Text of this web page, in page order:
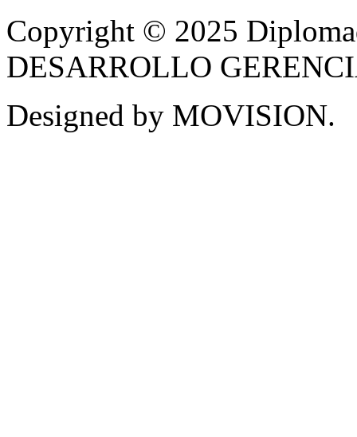
Copyright © 2025
DESARROLLO
Designed by MOVISION.